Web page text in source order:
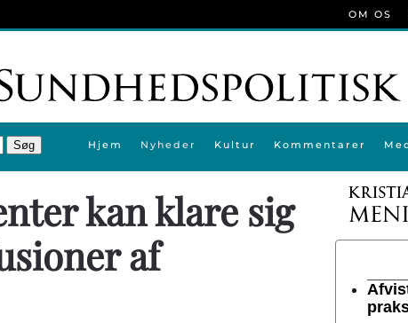
Hjem Nyheder Kultur Kommentarer
OM OS
kan klare sig
af